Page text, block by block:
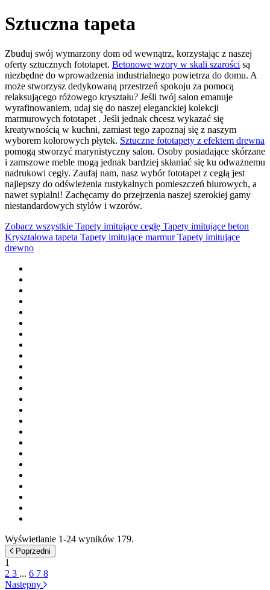
Sztuczna tapeta
Zbuduj swój wymarzony dom od wewnątrz, korzystając z naszej
oferty sztucznych fototapet. Betonowe wzory w skali szarości są
niezbędne do wprowadzenia industrialnego powietrza do domu. A
może stworzysz dedykowaną przestrzeń spokoju za pomocą
relaksującego różowego kryształu? Jeśli twój salon emanuje
wyrafinowaniem, udaj się do naszej eleganckiej kolekcji
marmurowych fototapet . Jeśli jednak chcesz wykazać się
kreatywnością w kuchni, zamiast tego zapoznaj się z naszym
wyborem kolorowych płytek. Sztuczne fototapety z efektem drewna
pomogą stworzyć marynistyczny salon. Osoby posiadające skórzane
i zamszowe meble mogą jednak bardziej skłaniać się ku odważnemu
nadrukowi cegły. Zaufaj nam, nasz wybór fototapet z cegłą jest
najlepszy do odświeżenia rustykalnych pomieszczeń biurowych, a
nawet sypialni! Zachęcamy do przejrzenia naszej szerokiej gamy
niestandardowych stylów i wzorów.
Zobacz wszystkie Tapety imitujące cegłę Tapety imitujące beton
Kryształowa tapeta Tapety imitujące marmurTapety imitujące
drewno
Wyświetlanie 1-24 wyników 179.
Poprzedni
1
2 3 ... 6 7 8
Następny